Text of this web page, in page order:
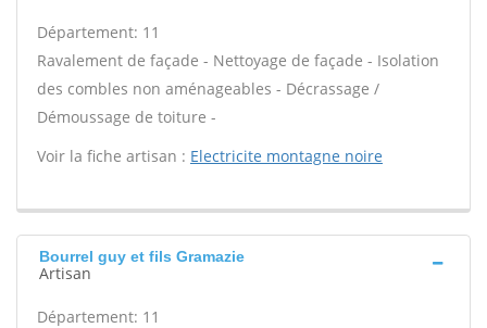
Département: 11
Ravalement de façade - Nettoyage de façade - Isolation
des combles non aménageables - Décrassage /
Démoussage de toiture -
Voir la fiche artisan : Electricite montagne noire
Bourrel guy et fils Gramazie
Artisan
Département: 11